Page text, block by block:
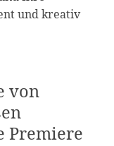
und kreativ
von
Premiere